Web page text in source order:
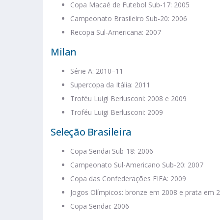
Copa Macaé de Futebol Sub-17: 2005
Campeonato Brasileiro Sub-20: 2006
Recopa Sul-Americana: 2007
Milan
Série A: 2010–11
Supercopa da Itália: 2011
Troféu Luigi Berlusconi: 2008 e 2009
Troféu Luigi Berlusconi: 2009
Seleção Brasileira
Copa Sendai Sub-18: 2006
Campeonato Sul-Americano Sub-20: 2007
Copa das Confederações FIFA: 2009
Jogos Olímpicos: bronze em 2008 e prata em
Copa Sendai: 2006